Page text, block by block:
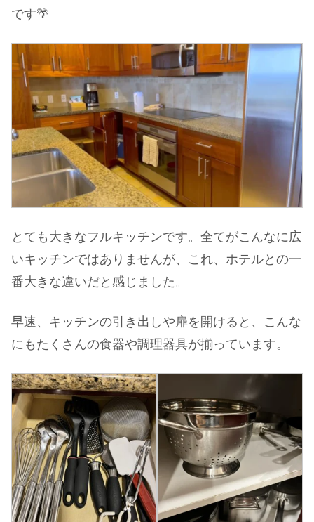
です🌴
とても大きなフルキッチンです。全てがこんなに広
いキッチンではありませんが、これ、ホテルとの一
番大きな違いだと感じました。
早速、キッチンの引き出しや扉を開けると、こんな
にもたくさんの食器や調理器具が揃っています。